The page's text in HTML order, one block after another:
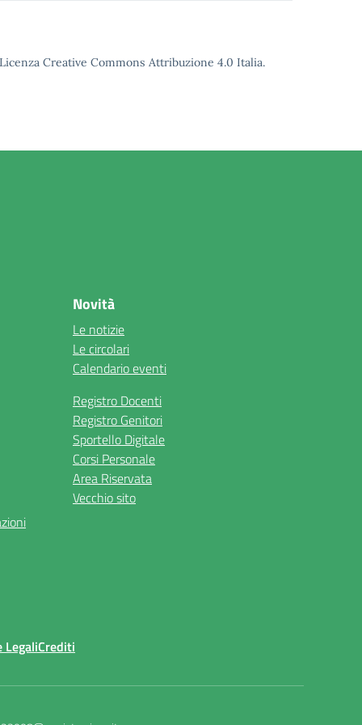
Creative Commons Attribuzione 4.0 Italia.
Novità
Le notizie
Le circolari
Calendario eventi
Registro Docenti
Registro Genitori
Sportello Digitale
Corsi Personale
Area Riservata
Vecchio sito
LegaliCrediti